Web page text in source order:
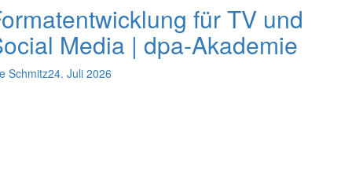
für TV und
Media | dpa-Akademie
Schmitz24. Juli 2026